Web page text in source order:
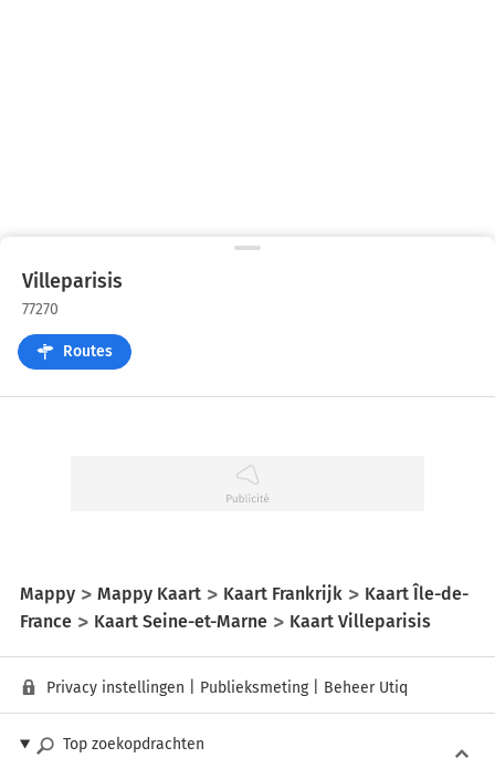
Villeparisis
77270
Routes
Mappy Mappy Kaart Kaart Frankrijk
Kaart Île-de-
France
Kaart Seine-et-Marne Kaart Villeparisis
Privacy instellingen Publieksmeting| Beheer Utiq
Top zoekopdrachten